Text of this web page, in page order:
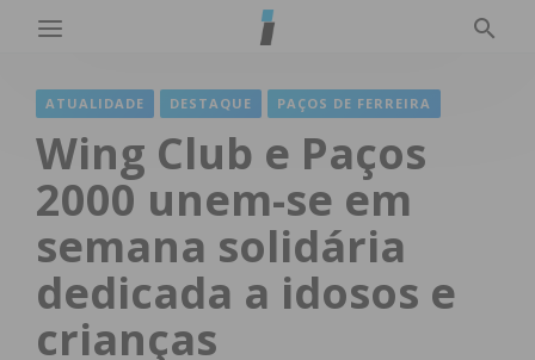
ATUALIDADE DESTAQUE PAÇOS DE FERREIRA
Wing Club e Paços
2000 unem-se em
semana solidária
dedicada a idosos e
crianças